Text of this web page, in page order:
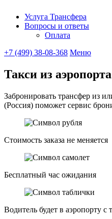
Услуга Трансфера
Вопросы и ответы
Оплата
+7 (499) 38-08-368 Меню
Такси из
Забронировать трансфер из
(Россия) поможет сервис
Стоимость заказа не меняется
Бесплатный час ожидания
Водитель будет в аэропорту с